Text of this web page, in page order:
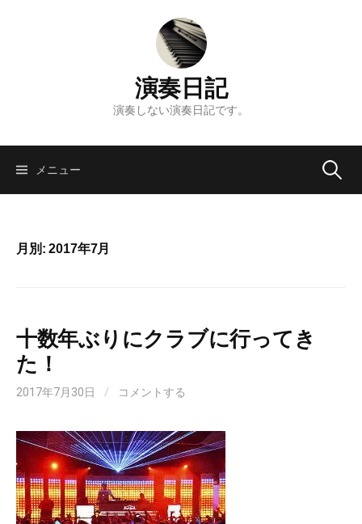
キ
プ
演奏日記
演奏しない演奏日記です。
メニュー 検
月別: 2017年7月
十数年ぶりにクラブに行ってき
た！
2017年7月30日 / コメントする